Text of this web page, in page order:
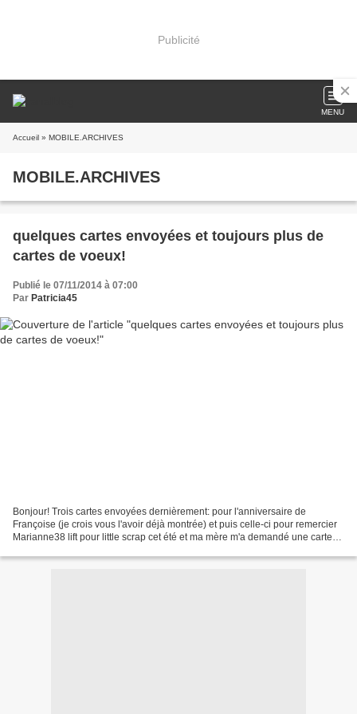
Publicité
MENU
Accueil » MOBILE.ARCHIVES
MOBILE.ARCHIVES
quelques cartes envoyées et toujours plus de
cartes de voeux!
Publié le 07/11/2014 à 07:00
Par Patricia45
Bonjour! Trois cartes envoyées dernièrement: pour l'anniversaire de
Françoise (je crois vous l'avoir déjà montrée) et puis celle-ci pour remercier
Marianne38 lift pour little scrap cet été et ma mère m'a demandé une carte